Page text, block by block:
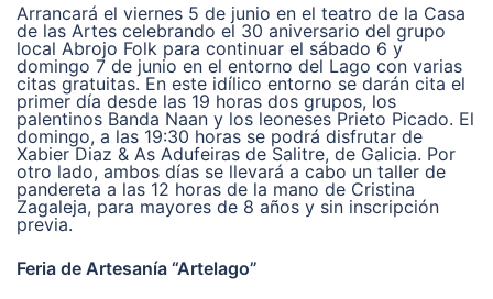
Arrancará el viernes 5 de junio en el teatro de la Casa
de las Artes celebrando el 30 aniversario del grupo
local Abrojo Folk para continuar el sábado 6 y
domingo 7 de junio en el entorno del Lago con varias
citas gratuitas. En este idílico entorno se darán cita el
primer día desde las 19 horas dos grupos, los
palentinos Banda Naan y los leoneses Prieto Picado. El
domingo, a las 19:30 horas se podrá disfrutar de
Xabier Diaz & As Adufeiras de Salitre, de Galicia. Por
otro lado, ambos días se llevará a cabo un taller de
pandereta a las 12 horas de la mano de Cristina
Zagaleja, para mayores de 8 años y sin inscripción
previa.
Feria de Artesanía “Artelago”